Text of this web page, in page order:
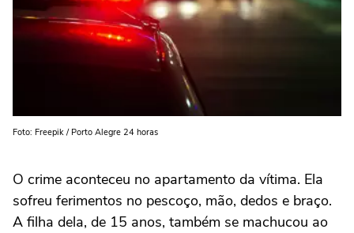
Foto: Freepik / Porto Alegre 24 horas
O crime aconteceu no apartamento da vítima. Ela
sofreu ferimentos no pescoço, mão, dedos e braço.
A filha dela, de 15 anos, também se machucou ao